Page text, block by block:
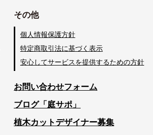
その他
個人情報保護方針
特定商取引法に基づく表示
安心してサービスを提供するための方針
お問い合わせフォーム
ブログ「庭サポ」
植木カットデザイナー募集